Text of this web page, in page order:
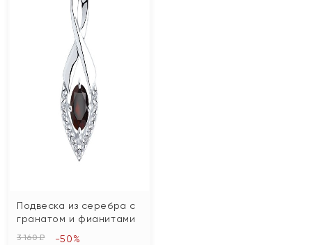
Подвеска из серебра с
гранатом и фианитами
3 160 ₽ -50%